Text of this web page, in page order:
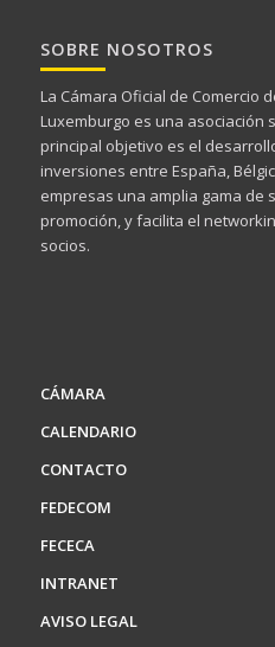
SOBRE NOSOTROS
La Cámara Oficial de Comercio
Luxemburgo es una asociación
principal objetivo es el
inversiones entre España,
empresas una amplia gama de
promoción, y facilita el
socios.
CÁMARA
CALENDARIO
CONTACTO
FEDECOM
FECECA
INTRANET
AVISO LEGAL